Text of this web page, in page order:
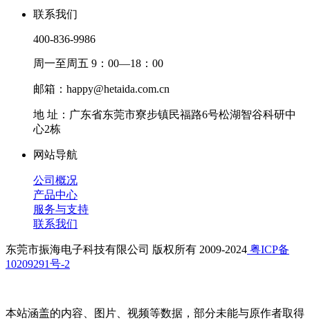
联系我们
400-836-9986
周一至周五 9：00—18：00
邮箱：happy@hetaida.com.cn
地 址：广东省东莞市寮步镇民福路6号松湖智谷科研中
心2栋
网站导航
公司概况
产品中心
服务与支持
联系我们
东莞市振海电子科技有限公司 版权所有 2009-2024 粤ICP备
10209291号-2
本站涵盖的内容、图片、视频等数据，部分未能与原作者取得